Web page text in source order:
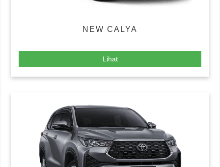
NEW CALYA
Lihat